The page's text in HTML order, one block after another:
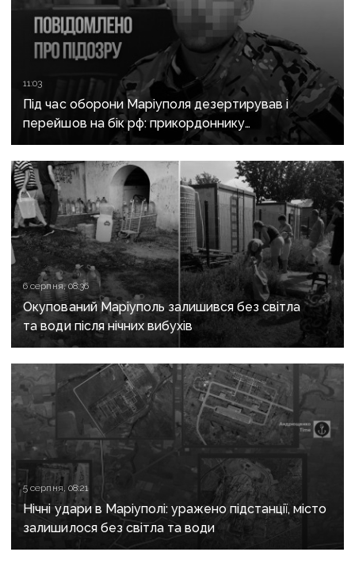
11:03
Під час оборони Маріуполя дезертирував і
перейшов на бік рф: прикордоннику
з «Азовсталі» повідомили про підозру
6 серпня, 08:36
Окупований Маріуполь залишився без світла
та води після нічних вибухів
5 серпня, 08:21
Нічні удари в Маріуполі: уражено підстанції, місто
залишилося без світла та води